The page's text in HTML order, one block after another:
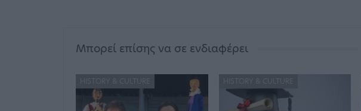
Μπορεί επίσης να σε ενδιαφέρει
HISTORY & CULTURE HISTORY & CULTURE